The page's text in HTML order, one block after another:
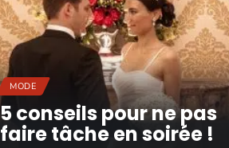
MODE
5 conseils pour ne pas
faire tâche en soirée !